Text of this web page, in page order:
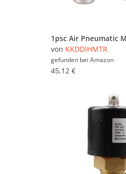
von KKDDIHMTR
gefunden bei Amazon
45,12 €